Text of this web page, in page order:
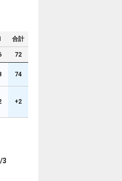
合計
72
74
+2
3